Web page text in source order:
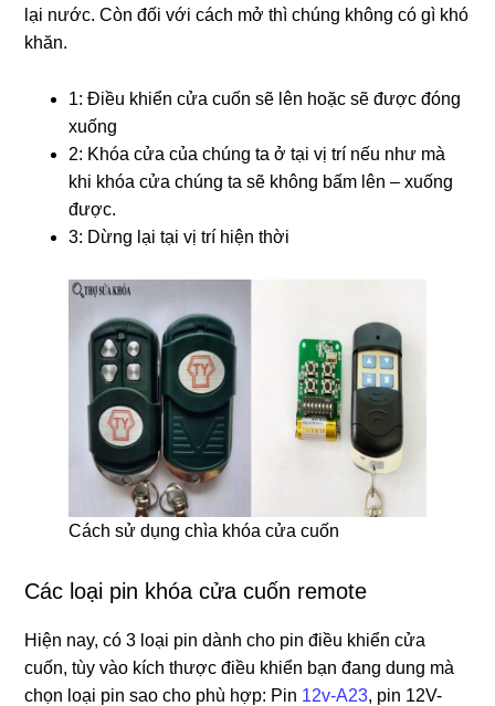
lại nước. Còn đối với cách mở thì chúng không có gì khó
khăn.
1: Điều khiển cửa cuốn sẽ lên hoặc sẽ được đóng
xuống
2: Khóa cửa của chúng ta ở tại vị trí nếu như mà
khi khóa cửa chúng ta sẽ không bấm lên – xuống
được.
3: Dừng lại tại vị trí hiện thời
Cách sử dụng chìa khóa cửa cuốn
Các loại pin khóa cửa cuốn remote
Hiện nay, có 3 loại pin dành cho pin điều khiển cửa
cuốn, tùy vào kích thược điều khiển bạn đang dung mà
chọn loại pin sao cho phù hợp: Pin 12v-A23, pin 12V-